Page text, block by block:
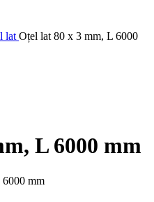
lat Oțel lat 80 x 3 mm, L 6000
L 6000 mm
mm